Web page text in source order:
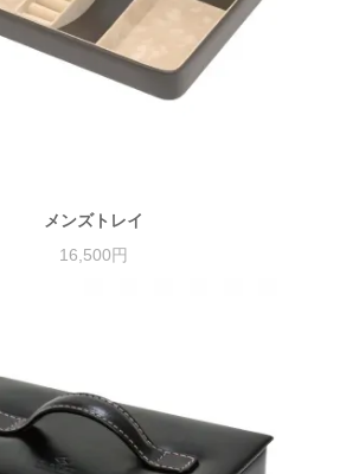
メンズトレイ
16,500円